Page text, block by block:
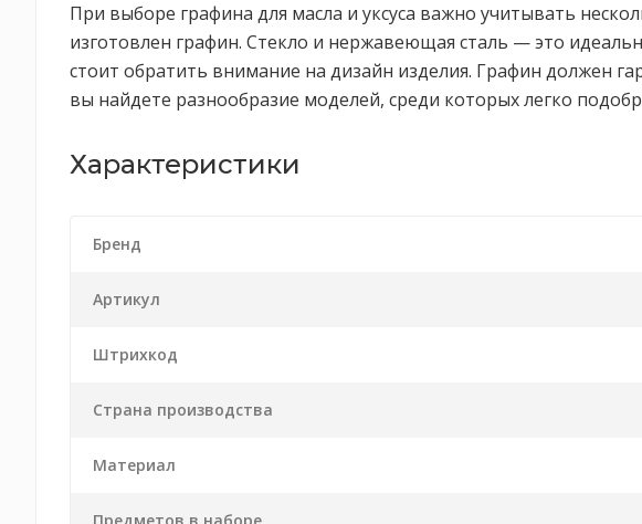
При выборе графина для масла и уксуса важно учитывать
изготовлен графин. Стекло и нержавеющая сталь — это
стоит обратить внимание на дизайн изделия. Графин должен
вы найдете разнообразие моделей, среди которых легко
Характеристики
Бренд
Артикул
Штрихкод
Страна производства
Материал